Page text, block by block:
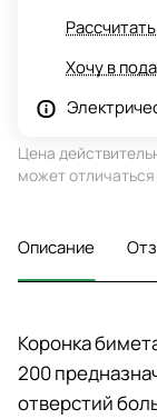
Хочу в
Цена
может
Описание
Коронка
200
отверстий